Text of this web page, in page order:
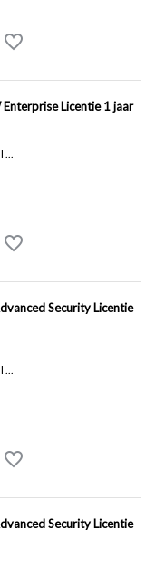
Licentie 1 jaar
...
Security Licentie
...
Security Licentie